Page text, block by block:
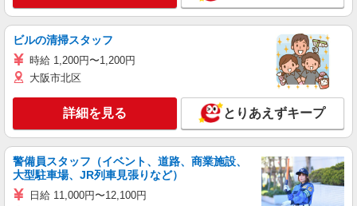
ビルの清掃スタッフ
時給 1,200円〜1,200円
大阪市北区
詳細を見る とりあえずキープ
警備員スタッフ（イベント、道路、商業施設、
大型駐車場、JR列車見張りなど）
日給 11,000円〜12,100円